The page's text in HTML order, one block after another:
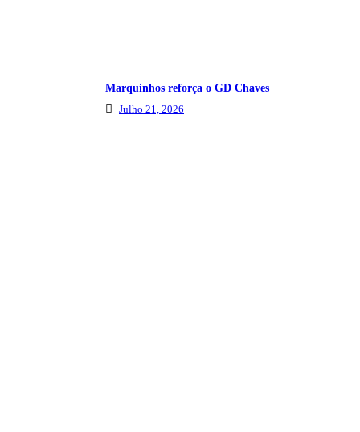
Marquinhos reforça o GD Chaves
Julho 21, 2026